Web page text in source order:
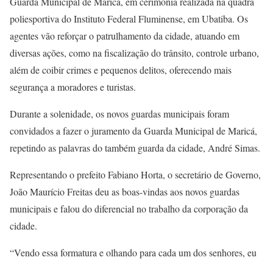
poliesportiva do Instituto Federal Fluminense, em Ubatiba. Os
agentes vão reforçar o patrulhamento da cidade, atuando em
diversas ações, como na fiscalização do trânsito, controle urbano,
além de coibir crimes e pequenos delitos, oferecendo mais
segurança a moradores e turistas.
Durante a solenidade, os novos guardas municipais foram
convidados a fazer o juramento da Guarda Municipal de Maricá,
repetindo as palavras do também guarda da cidade, André Simas.
Representando o prefeito Fabiano Horta, o secretário de Governo,
João Maurício Freitas deu as boas-vindas aos novos guardas
municipais e falou do diferencial no trabalho da corporação da
cidade.
“Vendo essa formatura e olhando para cada um dos senhores, eu